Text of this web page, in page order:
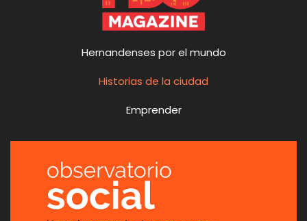
Hernandenses por el mundo
Historias de la ciudad
Emprender